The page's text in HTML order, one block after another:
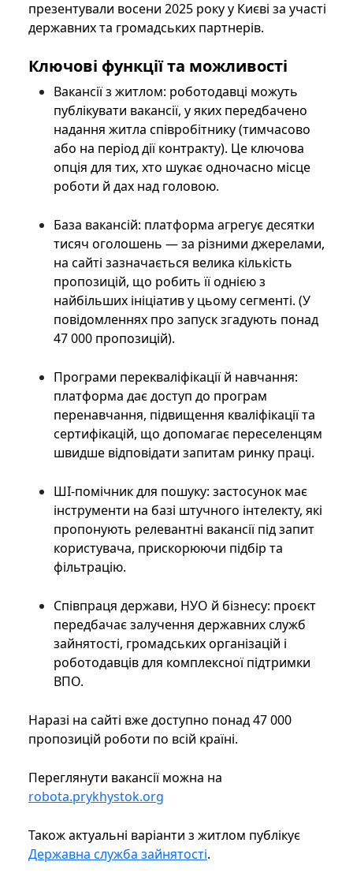
презентували восени 2025 року у Києві за участі
державних та громадських партнерів.
Ключові функції та можливості
Вакансії з житлом: роботодавці можуть
публікувати вакансії, у яких передбачено
надання житла співробітнику (тимчасово
або на період дії контракту). Це ключова
опція для тих, хто шукає одночасно місце
роботи й дах над головою.
База вакансій: платформа агрегує десятки
тисяч оголошень — за різними джерелами,
на сайті зазначається велика кількість
пропозицій, що робить її однією з
найбільших ініціатив у цьому сегменті. (У
повідомленнях про запуск згадують понад
47 000 пропозицій).
Програми перекваліфікації й навчання:
платформа дає доступ до програм
перенавчання, підвищення кваліфікації та
сертифікацій, що допомагає переселенцям
швидше відповідати запитам ринку праці.
ШІ-помічник для пошуку: застосунок має
інструменти на базі штучного інтелекту, які
пропонують релевантні вакансії під запит
користувача, прискорюючи підбір та
фільтрацію.
Співпраця держави, НУО й бізнесу: проєкт
передбачає залучення державних служб
зайнятості, громадських організацій і
роботодавців для комплексної підтримки
ВПО.
Наразі на сайті вже доступно понад 47 000
пропозицій роботи по всій країні.
Переглянути вакансії можна на
robota.prykhystok.org
Також актуальні варіанти з житлом публікує
Державна служба зайнятості.